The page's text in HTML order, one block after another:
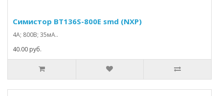
Симистор BT136S-800E smd (NXP)
4А; 800В; 35мА..
40.00 руб.